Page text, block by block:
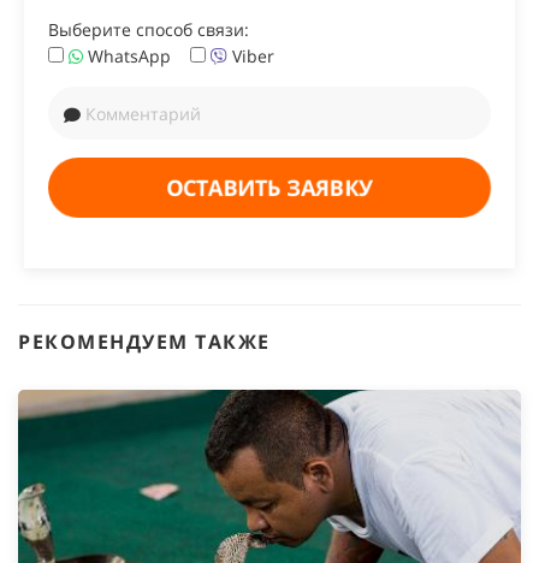
Выберите способ связи:
WhatsApp
Viber
ОСТАВИТЬ ЗАЯВКУ
РЕКОМЕНДУЕМ ТАКЖЕ